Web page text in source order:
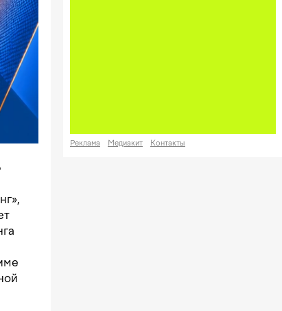
Реклама Медиакит Контакты